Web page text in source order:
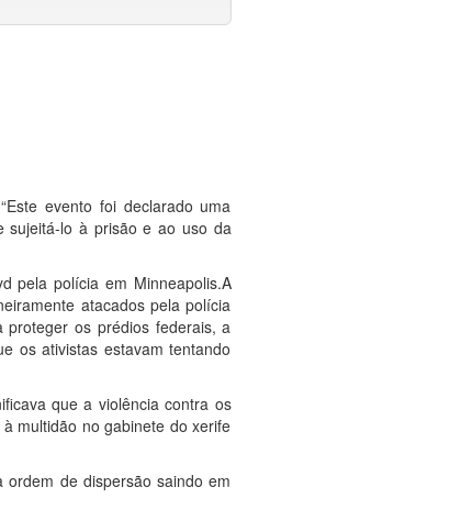
evento foi declarado uma
sujeitá-lo à prisão e ao uso da
pela polícia em Minneapolis.A
atacados pela polícia
proteger os prédios federais, a
os ativistas estavam tentando
que a violência contra os
multidão no gabinete do xerife
de dispersão saindo em